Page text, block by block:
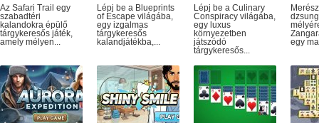
Az Safari Trail egy
szabadtéri
kalandokra épülő
tárgykeresős játék,
amely mélyen...
Lépj be a Blueprints
of Escape világába,
egy izgalmas
tárgykeresős
kalandjátékba,...
Lépj be a Culinary
Conspiracy világába,
egy luxus
környezetben
játszódó
tárgykeresős...
egy